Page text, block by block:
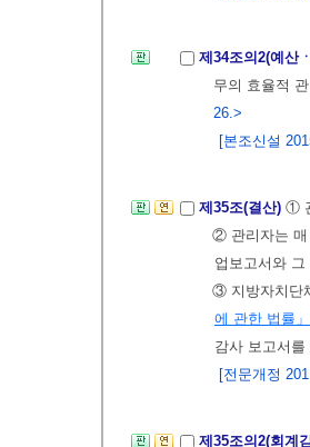
제34조의2(예산
무의 효율적
26.>
[본조신설
제35조(결산) ①
② 관리자는 매
업보고서와
③ 지방자치단
에 관한 법률」
감사 보고서
[전문개정
제35조의2(회계